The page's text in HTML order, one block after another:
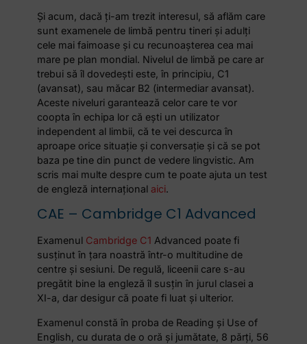
Și acum, dacă ți-am trezit interesul, să aflăm care
sunt examenele de limbă pentru tineri și adulți
cele mai faimoase și cu recunoașterea cea mai
mare pe plan mondial. Nivelul de limbă pe care ar
trebui să îl dovedești este, în principiu, C1
(avansat), sau măcar B2 (intermediar avansat).
Aceste niveluri garantează celor care te vor
coopta în echipa lor că ești un utilizator
independent al limbii, că te vei descurca în
aproape orice situație și conversație și că se pot
baza pe tine din punct de vedere lingvistic. Am
scris mai multe despre cum te poate ajuta un test
de engleză internațional aici.
CAE – Cambridge C1 Advanced
Examenul Cambridge C1 Advanced poate fi
susținut în țara noastră într-o multitudine de
centre și sesiuni. De regulă, liceenii care s-au
pregătit bine la engleză îl susțin în jurul clasei a
XI-a, dar desigur că poate fi luat și ulterior.
Examenul constă în proba de Reading și Use of
English, cu durata de o oră și jumătate, 8 părți, 56